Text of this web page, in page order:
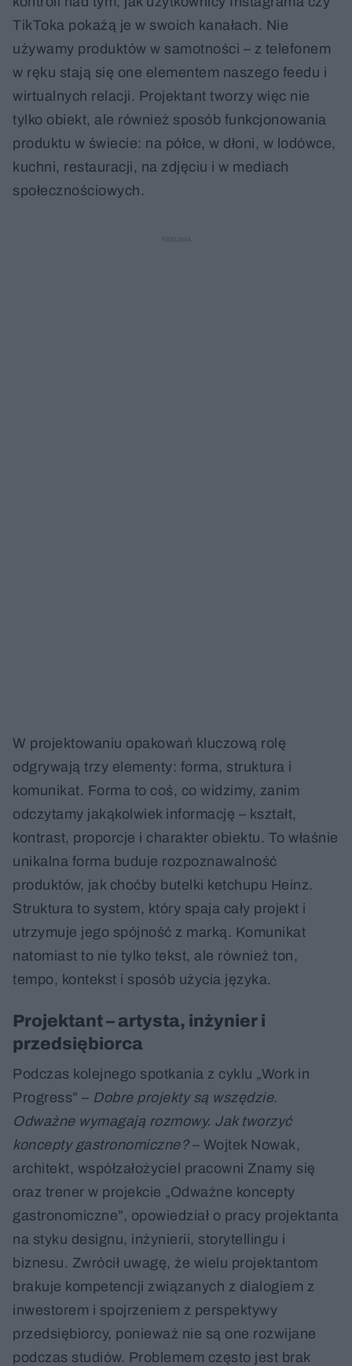
TikToka pokażą je w swoich kanałach. Nie
używamy produktów w samotności – z telefonem
w ręku stają się one elementem naszego feedu i
wirtualnych relacji. Projektant tworzy więc nie
tylko obiekt, ale również sposób funkcjonowania
produktu w świecie: na półce, w dłoni, w lodówce,
kuchni, restauracji, na zdjęciu i w mediach
społecznościowych.
W projektowaniu opakowań kluczową rolę
odgrywają trzy elementy: forma, struktura i
komunikat. Forma to coś, co widzimy, zanim
odczytamy jakąkolwiek informację – kształt,
kontrast, proporcje i charakter obiektu. To właśnie
unikalna forma buduje rozpoznawalność
produktów, jak choćby butelki ketchupu Heinz.
Struktura to system, który spaja cały projekt i
utrzymuje jego spójność z marką. Komunikat
natomiast to nie tylko tekst, ale również ton,
tempo, kontekst i sposób użycia języka.
Projektant – artysta, inżynier i
przedsiębiorca
Podczas kolejnego spotkania z cyklu „Work in
Progress” – Dobre projekty są wszędzie.
Odważne wymagają rozmowy. Jak tworzyć
koncepty gastronomiczne?– Wojtek Nowak,
architekt, współzałożyciel pracowni Znamy się
oraz trener w projekcie „Odważne koncepty
gastronomiczne”, opowiedział o pracy projektanta
na styku designu, inżynierii, storytellingu i
biznesu. Zwrócił uwagę, że wielu projektantom
brakuje kompetencji związanych z dialogiem z
inwestorem i spojrzeniem z perspektywy
przedsiębiorcy, ponieważ nie są one rozwijane
podczas studiów. Problemem często jest brak